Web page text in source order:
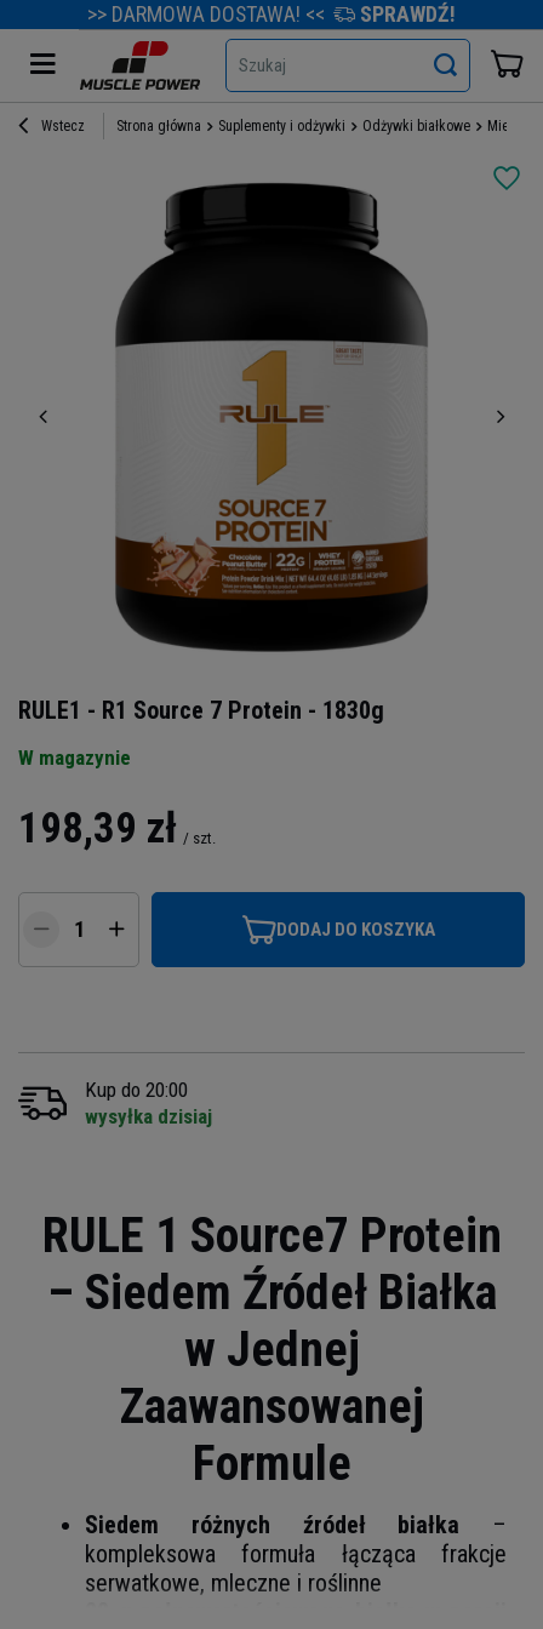
>> DARMOWA DOSTAWA! << SPRAWDŹ!
Szukaj
Wstecz Strona główna Suplementy i odżywki Odżywki białkowe
RULE1 - R1 Source 7 Protein - 1830g
W magazynie
198,39 zł / szt.
DODAJ DO KOSZYKA
Kup do 20:00
wysyłka dzisiaj
RULE 1 Source7 Protein
– Siedem Źródeł Białka
w Jednej
Zaawansowanej
Formule
Siedem różnych źródeł białka –
kompleksowa formuła łącząca frakcje
serwatkowe, mleczne i roślinne